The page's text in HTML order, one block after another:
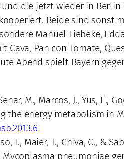
die jetzt wieder in
Beide sind sonst
Manuel Liebeke,
Pan con Tomate,
Abend spielt Bayern
M., Marcos, J., Yus,
the energy metabolism
F., Maier, T., Chiva, C.,
pneumoniae